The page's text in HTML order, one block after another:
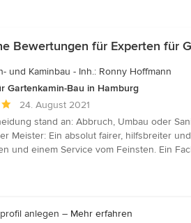
Bewertungen für Experten für
und Kaminbau - Inh.: Ronny Hoffmann
Gartenkamin-Bau in Hamburg
24. August 2021
stand an: Abbruch, Umbau oder
Meister: Ein absolut fairer, hilfsbreiter
und einem Service vom Feinsten. Ein
anlegen – Mehr erfahren